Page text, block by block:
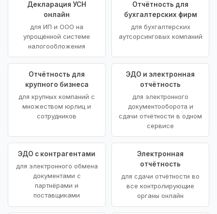
Декларация УСН
онлайн
для ИП и ООО на
упрощённой системе
налогообложения
Отчётность для
бухгалтерских фирм
для бухгалтерских
аутсорсинговых компаний
Отчётность для
крупного бизнеса
для крупных компаний с
множеством юрлиц и
сотрудников
ЭДО и электронная
отчётность
для электронного
документооборота и
сдачи отчётности в одном
сервисе
ЭДО с контрагентами
для электронного обмена
документами с
партнёрами и
поставщиками
Электронная
отчётность
для сдачи отчётности во
все контролирующие
органы онлайн